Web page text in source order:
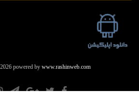
powered by www.rashinweb.com